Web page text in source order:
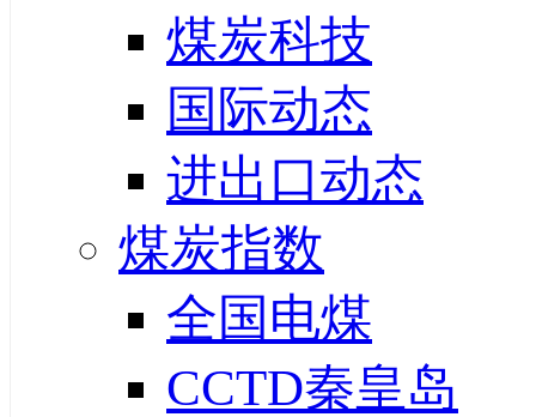
煤炭科技
国际动态
进出口动态
煤炭指数
全国电煤
CCTD秦皇岛